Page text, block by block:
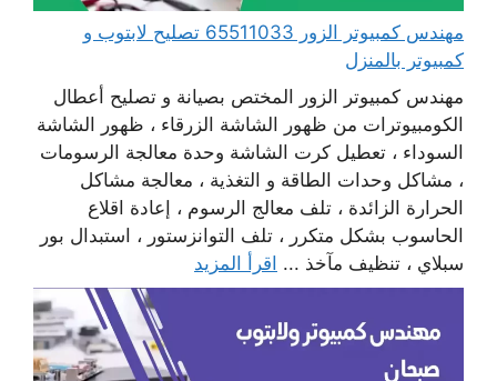
مهندس كمبيوتر الزور 65511033 تصليح لابتوب و
كمبيوتر بالمنزل
مهندس كمبيوتر الزور المختص بصيانة و تصليح أعطال
الكومبيوترات من ظهور الشاشة الزرقاء ، ظهور الشاشة
السوداء ، تعطيل كرت الشاشة وحدة معالجة الرسومات
، مشاكل وحدات الطاقة و التغذية ، معالجة مشاكل
الحرارة الزائدة ، تلف معالج الرسوم ، إعادة اقلاع
الحاسوب بشكل متكرر ، تلف التوانزستور ، استبدال بور
سبلاي ، تنظيف مآخذ ... اقرأ المزيد